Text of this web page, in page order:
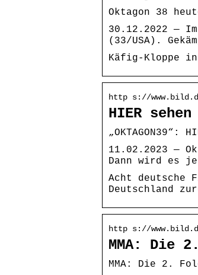
Oktagon 38
30.12.2022 —
(33/USA).
Käfig-Kloppe
http s://
HIER
11.02.2023 —
Dann wird es
Acht deutsche
Deutschland
http s://
MMA: Die
MMA: Die 2.